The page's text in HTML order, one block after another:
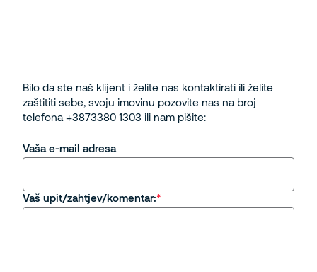
Bilo da ste naš klijent i želite nas kontaktirati ili želite
zaštititi sebe, svoju imovinu pozovite nas na broj
telefona +3873380 1303 ili nam pišite:
Vaša e-mail adresa
Vaš upit/zahtjev/komentar: